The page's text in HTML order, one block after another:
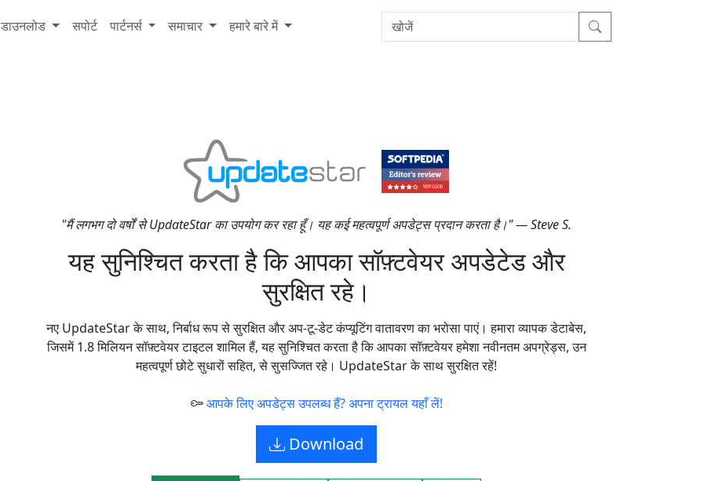
डाउनलोड सपोर्ट पार्टनर्स समाचार हमारे बारे में
"मैं लगभग दो वर्षों से UpdateStar का उपयोग कर रहा हूँ। यह कई महत्वपूर्ण अपडेट्स प्रदान करता है।" — Steve S.
यह सुनिश्चित करता है कि आपका सॉफ़्टवेयर अपडेटेड और
सुरक्षित रहे।
नए UpdateStar के साथ, निर्बाध रूप से सुरक्षित और अप-टू-डेट कंप्यूटिंग वातावरण का भरोसा पाएं। हमारा व्यापक डेटाबेस,
जिसमें 1.8 मिलियन सॉफ़्टवेयर टाइटल शामिल हैं, यह सुनिश्चित करता है कि आपका सॉफ़्टवेयर हमेशा नवीनतम अपग्रेड्स, उन
महत्वपूर्ण छोटे सुधारों सहित, से सुसज्जित रहे। UpdateStar के साथ सुरक्षित रहें!
आपके लिए अपडेट्स उपलब्ध हैं? अपना ट्रायल यहाँ लें!
Download